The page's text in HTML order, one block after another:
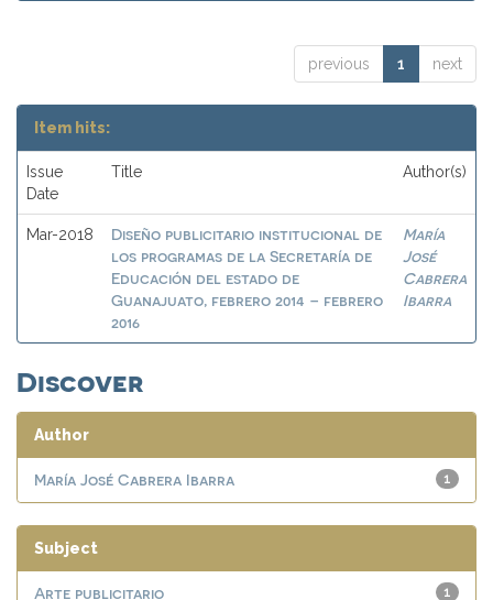
previous 1 next
Item hits:
Issue
Date
Title Author(s)
Mar-2018
Diseño publicitario institucional de
los programas de la Secretaría de
Educación del estado de
Guanajuato, febrero 2014 – febrero
2016
María
José
Cabrera
Ibarra
Discover
Author
1
María José Cabrera Ibarra
Subject
1
Arte publicitario